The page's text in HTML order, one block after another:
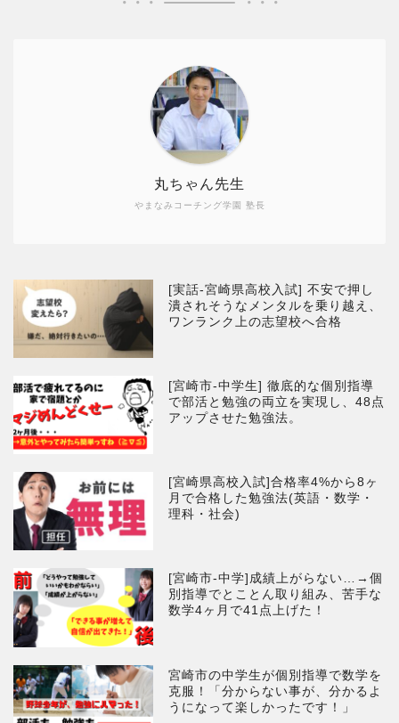
やまなみコーチング学園 塾長
丸ちゃん先生
[実話-宮崎県高校入試] 不安で押し
潰されそうなメンタルを乗り越え、
ワンランク上の志望校へ合格
[宮崎市-中学生] 徹底的な個別指導
で部活と勉強の両立を実現し、48点
アップさせた勉強法。
[宮崎県高校入試]合格率4%から8ヶ
月で合格した勉強法(英語・数学・
理科・社会)
[宮崎市-中学]成績上がらない…→個
別指導でとことん取り組み、苦手な
数学4ヶ月で41点上げた！
宮崎市の中学生が個別指導で数学を
克服！「分からない事が、分かるよ
うになって楽しかったです！」